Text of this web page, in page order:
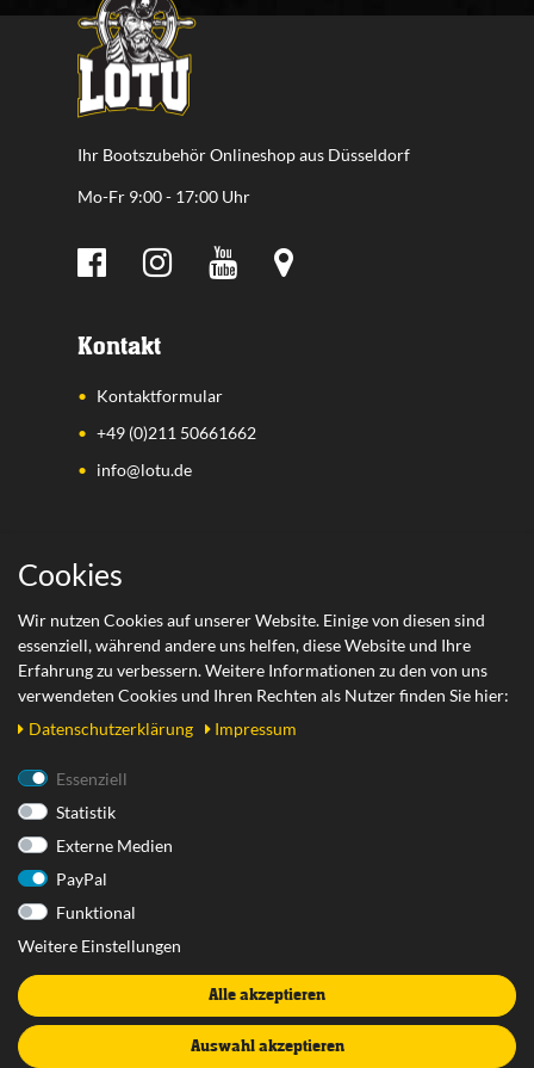
Ihr Bootszubehör Onlineshop aus Düsseldorf
Mo-Fr 9:00 - 17:00 Uhr
Kontakt
Kontaktformular
+49 (0)211 50661662
info@lotu.de
Wichtige Links
Versand
Retoure
Rechtliches
AGB
Widerrufsformular
Batterieentsorgung
Cookies
Wir nutzen Cookies auf unserer Website. Einige von diesen sind
essenziell, während andere uns helfen, diese Website und Ihre
Erfahrung zu verbessern. Weitere Informationen zu den von uns
verwendeten Cookies und Ihren Rechten als Nutzer finden Sie hier:
Daten­schutz­erklärung
Impressum
Essenziell
Statistik
Externe Medien
PayPal
Funktional
Weitere Einstellungen
Alle akzeptieren
Auswahl akzeptieren